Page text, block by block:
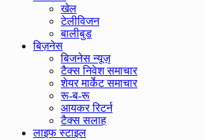
खेल
टेलीविजन
बालीबुड
बिज़नेस
बिजनेस न्यूज़
टैक्स निवेश समाचार
शेयर मार्केट समाचार
रू-ब-रू
आयकर रिटर्न
टैक्स सलाह
लाइफ स्टाइल